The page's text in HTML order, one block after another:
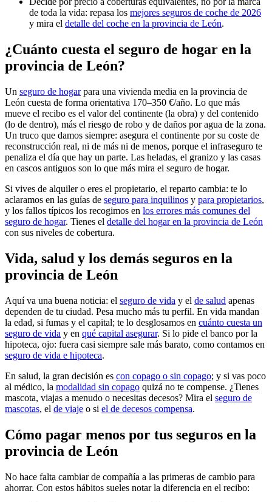
de toda la vida: repasa los mejores seguros de coche de 2026
y mira el detalle del coche en la provincia de León.
¿Cuánto cuesta el seguro de hogar en la
provincia de León?
Un seguro de hogarpara una vivienda media en la provincia de
León cuesta de forma orientativa 170–350 €/año. Lo que más
mueve el recibo es el valor del continente (la obra) y del contenido
(lo de dentro), más el riesgo de robo y de daños por agua de la zona.
Un truco que damos siempre: asegura el continente por su coste de
reconstrucción real, ni de más ni de menos, porque el infraseguro te
penaliza el día que hay un parte. Las heladas, el granizo y las casas
en cascos antiguos son lo que más mira el seguro de hogar.
Si vives de alquiler o eres el propietario, el reparto cambia: te lo
aclaramos en las guías de seguro para inquilinos y para propietarios,
y los fallos típicos los recogimos en los errores más comunes del
seguro de hogar. Tienes el detalle del hogar en la provincia de León
con sus niveles de cobertura.
Vida, salud y los demás seguros en la
provincia de León
Aquí va una buena noticia: el seguro de vida y el de salud apenas
dependen de tu ciudad. Pesa mucho más tu perfil. En vida mandan
la edad, si fumas y el capital; te lo desglosamos en cuánto cuesta un
seguro de vida y en qué capital asegurar. Si lo pide el banco por la
hipoteca, ojo: fuera casi siempre sale más barato, como contamos en
seguro de vida e hipoteca.
En salud, la gran decisión es con copago o sin copago; y si vas poco
al médico, la modalidad sin copago quizá no te compense. ¿Tienes
mascota, viajas a menudo o necesitas decesos? Mira el seguro de
mascotas, el de viaje o si el de decesos compensa.
Cómo pagar menos por tus seguros en la
provincia de León
No hace falta cambiar de compañía a las primeras de cambio para
ahorrar. Con estos hábitos sueles notar la diferencia en el recibo: